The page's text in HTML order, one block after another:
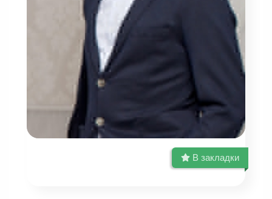
В закладки